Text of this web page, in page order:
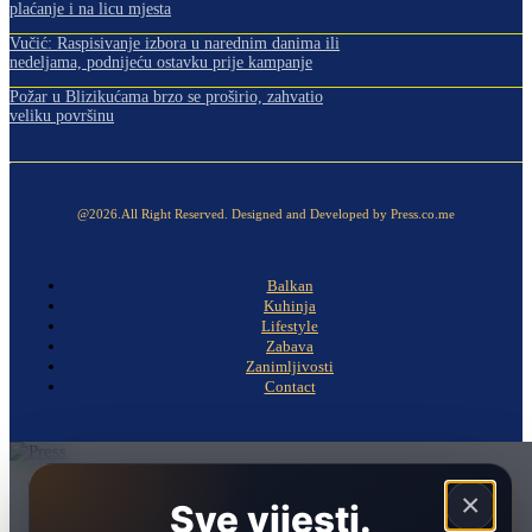
plaćanje i na licu mjesta
Vučić: Raspisivanje izbora u narednim danima ili
nedeljama, podnijeću ostavku prije kampanje
Požar u Blizikućama brzo se proširio, zahvatio
veliku površinu
@2026.All Right Reserved. Designed and Developed by Press.co.me
Balkan
Kuhinja
Lifestyle
Zabava
Zanimljivosti
Contact
×
Sve vijesti.